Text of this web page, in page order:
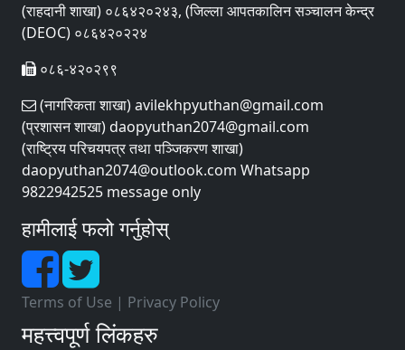
(राहदानी शाखा) ०८६४२०२४३, (जिल्ला आपतकालिन सञ्चालन केन्द्र
(DEOC) ०८६४२०२२४
०८६-४२०२९९
(नागरिकता शाखा) avilekhpyuthan@gmail.com
(प्रशासन शाखा) daopyuthan2074@gmail.com
(राष्ट्रिय परिचयपत्र तथा पञ्‍जिकरण शाखा)
daopyuthan2074@outlook.com Whatsapp
9822942525 message only
हामीलाई फलो गर्नुहोस्
Terms of Use | Privacy Policy
महत्त्वपूर्ण लिंकहरु